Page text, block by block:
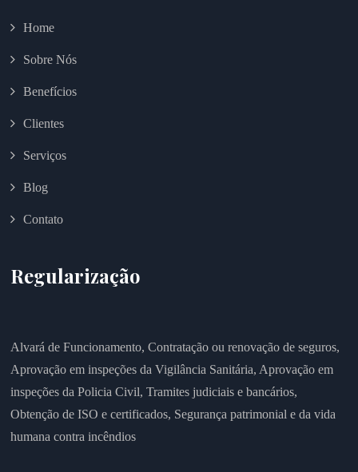
Home
Sobre Nós
Benefícios
Clientes
Serviços
Blog
Contato
Regularização
Alvará de Funcionamento,Contratação ou renovação de seguros,
Aprovação em inspeções da Vigilância Sanitária,Aprovação em
inspeções da Policia Civil,Tramites judiciais e bancários,
Obtenção de ISO e certificados, Segurança patrimonial e da vida
humana contra incêndios